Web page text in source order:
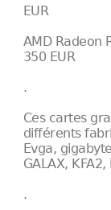
EUR
AMD Radeon
350 EUR
.
Ces cartes
différents
Evga,
GALAX,
.